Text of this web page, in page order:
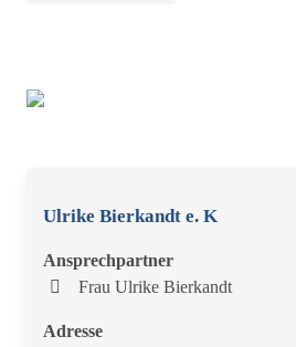
Ulrike Bierkandt e. K
Ansprechpartner
Frau Ulrike Bierkandt
Adresse